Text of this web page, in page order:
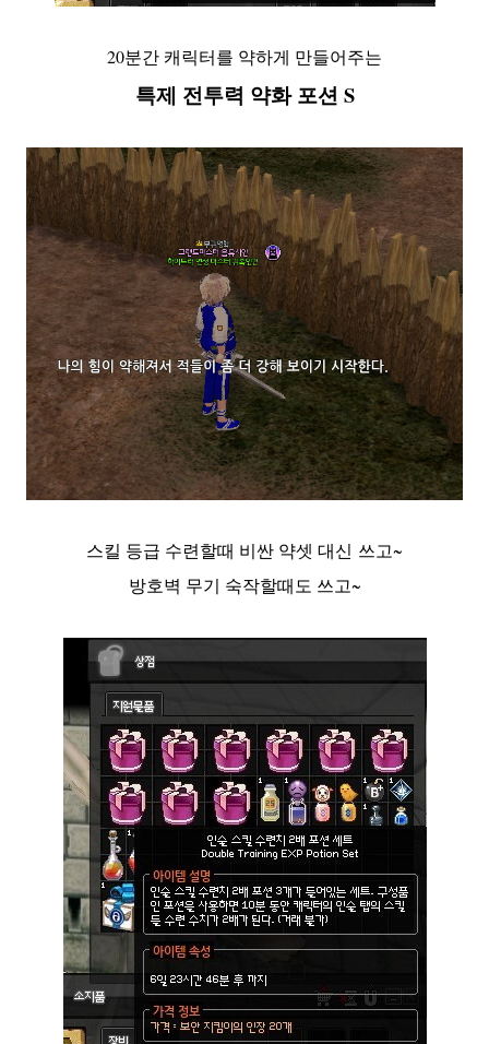
20분간 캐릭터를 약하게 만들어주는
특제 전투력 약화 포션 S
스킬 등급 수련할때 비싼 약셋 대신 쓰고~
방호벽 무기 숙작할때도 쓰고~